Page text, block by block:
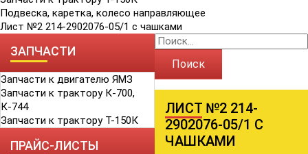
Подвеска, каретка, колесо направляющее
Лист №2 214-2902076-05/1 с чашками
ЗАПЧАСТИ
Запчасти к двигателю ЯМЗ
Запчасти к трактору К-700,
К-744
Запчасти к трактору Т-150К
ПРАЙС-ЛИСТЫ
Поиск
ЛИСТ №2 214-
2902076-05/1 С
ЧАШКАМИ